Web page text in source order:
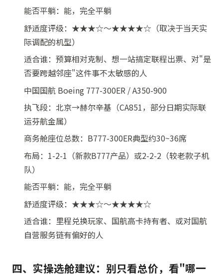
能否平躺：能，完全平躺
舒适度评级：★★★☆～★★★★☆（取决于当天实
际调配的机型）
适合谁：预算相对克制、想一站搞定联程出票、对"是
否要跨越邻座"这件事不太敏感的人
中国国航 Boeing 777-300ER / A350-900
执飞段：北京→赫尔辛基（CA851，部分日期实际联
运芬航金属）
商务舱座位总数：B777-300ER典型约30~36席
布局：1-2-1（新款B777产品）或2-2-2（较老款子机
队）
能否平躺：能，完全平躺
舒适度评级：★★★☆～★★★★☆
适合谁：里程兑换玩家、国航高卡持有者、或对国航
自营服务链有偏好的人
四、实操选舱建议：别只看总价，看"哪一